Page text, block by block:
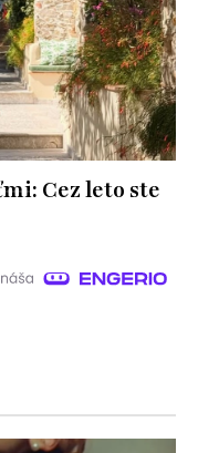
Cez leto ste